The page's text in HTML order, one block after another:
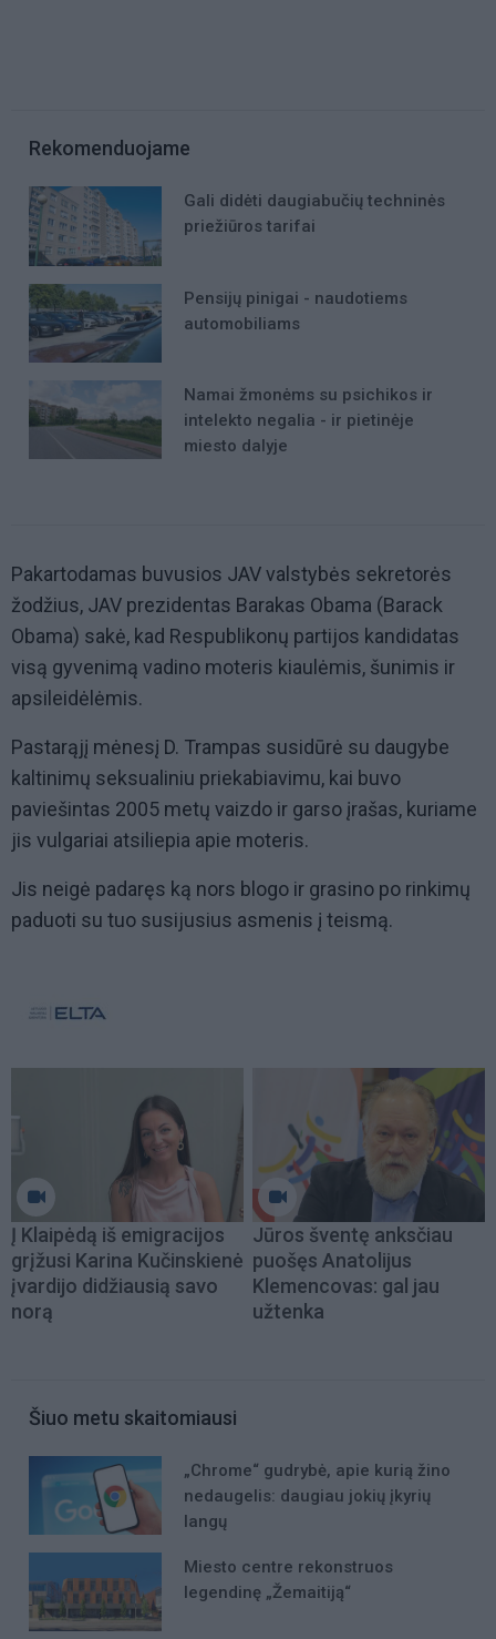
Rekomenduojame
Gali didėti daugiabučių techninės
priežiūros tarifai
Pensijų pinigai - naudotiems
automobiliams
Namai žmonėms su psichikos ir
intelekto negalia - ir pietinėje
miesto dalyje
Pakartodamas buvusios JAV valstybės sekretorės
žodžius, JAV prezidentas Barakas Obama (Barack
Obama) sakė, kad Respublikonų partijos kandidatas
visą gyvenimą vadino moteris kiaulėmis, šunimis ir
apsileidėlėmis.
Pastarąjį mėnesį D. Trampas susidūrė su daugybe
kaltinimų seksualiniu priekabiavimu, kai buvo
paviešintas 2005 metų vaizdo ir garso įrašas, kuriame
jis vulgariai atsiliepia apie moteris.
Jis neigė padaręs ką nors blogo ir grasino po rinkimų
paduoti su tuo susijusius asmenis į teismą.
Į Klaipėdą iš emigracijos
grįžusi Karina Kučinskienė
įvardijo didžiausią savo
norą
Jūros šventę anksčiau
puošęs Anatolijus
Klemencovas: gal jau
užtenka
Šiuo metu skaitomiausi
„Chrome“ gudrybė, apie kurią žino
nedaugelis: daugiau jokių įkyrių
langų
Miesto centre rekonstruos
legendinę „Žemaitiją“